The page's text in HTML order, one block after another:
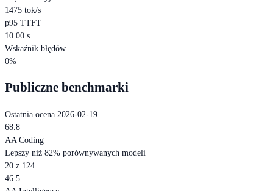
1475 tok/s
p95 TTFT
10.00 s
Wskaźnik błędów
0%
Publiczne benchmarki
Ostatnia ocena 2026-02-19
68.8
AA Coding
Lepszy niż 82% porównywanych modeli
20 z 124
46.5